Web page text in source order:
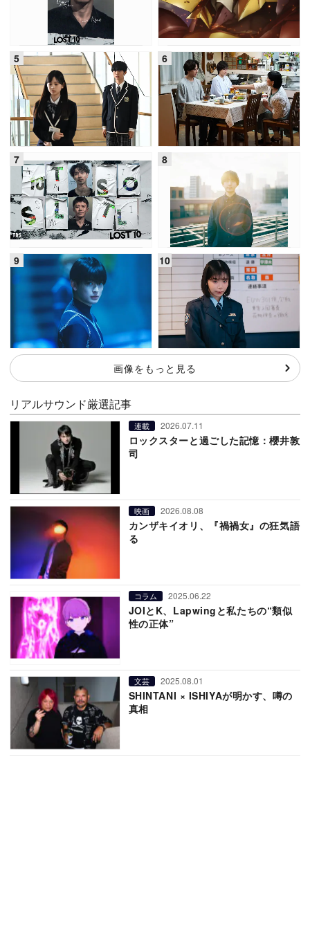
画像をもっと見る
リアルサウンド厳選記事
連載 2026.07.11
ロックスターと過ごした記憶：櫻井敦
司
映画 2026.08.08
カンザキイオリ、『禍禍女』の狂気語
る
コラム 2025.06.22
JOIとK、Lapwingと私たちの“類似
性の正体”
文芸 2025.08.01
SHINTANI × ISHIYAが明かす、噂の
真相